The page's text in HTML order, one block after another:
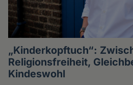
„Kinderkopftuch“:
Religionsfreiheit,
Kindeswohl